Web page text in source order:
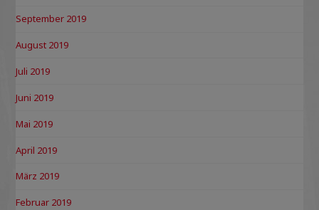
September 2019
August 2019
Juli 2019
Juni 2019
Mai 2019
April 2019
März 2019
Februar 2019